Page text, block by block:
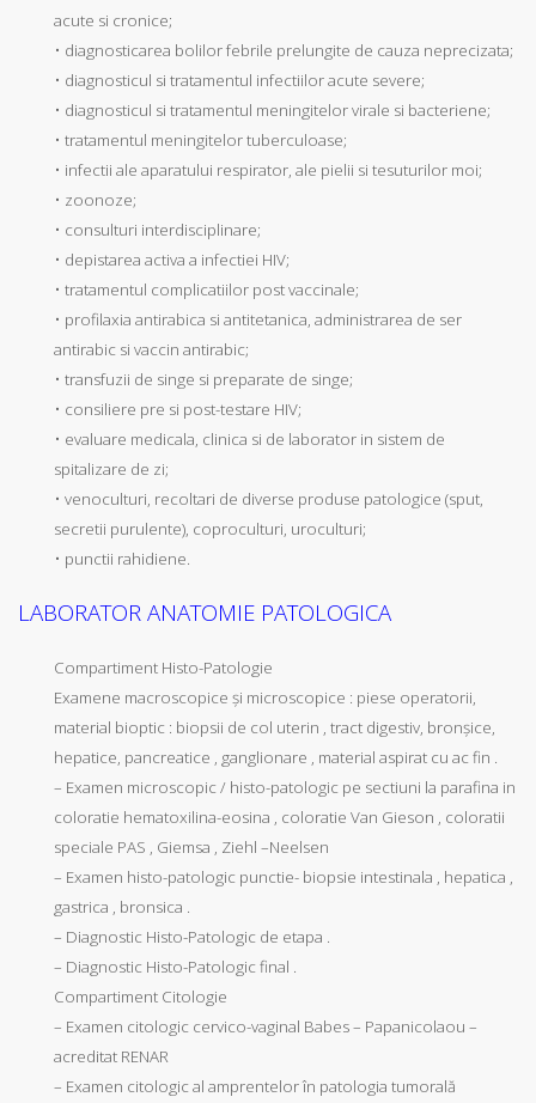
acute si cronice;
• diagnosticarea bolilor febrile prelungite de cauza neprecizata;
• diagnosticul si tratamentul infectiilor acute severe;
• diagnosticul si tratamentul meningitelor virale si bacteriene;
• tratamentul meningitelor tuberculoase;
• infectii ale aparatului respirator, ale pielii si tesuturilor moi;
• zoonoze;
• consulturi interdisciplinare;
• depistarea activa a infectiei HIV;
• tratamentul complicatiilor post vaccinale;
• profilaxia antirabica si antitetanica, administrarea de ser
antirabic si vaccin antirabic;
• transfuzii de singe si preparate de singe;
• consiliere pre si post-testare HIV;
• evaluare medicala, clinica si de laborator in sistem de
spitalizare de zi;
• venoculturi, recoltari de diverse produse patologice (sput,
secretii purulente), coproculturi, uroculturi;
• punctii rahidiene.
LABORATOR ANATOMIE PATOLOGICA
Compartiment Histo-Patologie
Examene macroscopice şi microscopice : piese operatorii,
material bioptic : biopsii de col uterin , tract digestiv, bronşice,
hepatice, pancreatice , ganglionare , material aspirat cu ac fin .
– Examen microscopic / histo-patologic pe sectiuni la parafina in
coloratie hematoxilina-eosina , coloratie Van Gieson , coloratii
speciale PAS , Giemsa , Ziehl –Neelsen
– Examen histo-patologic punctie- biopsie intestinala , hepatica ,
gastrica , bronsica .
– Diagnostic Histo-Patologic de etapa .
– Diagnostic Histo-Patologic final .
Compartiment Citologie
– Examen citologic cervico-vaginal Babes – Papanicolaou –
acreditat RENAR
– Examen citologic al amprentelor în patologia tumorală